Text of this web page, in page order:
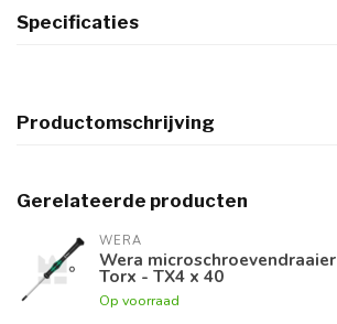
Specificaties
Productomschrijving
Gerelateerde producten
WERA
Wera microschroevendraaier
Torx - TX4 x 40
Op voorraad